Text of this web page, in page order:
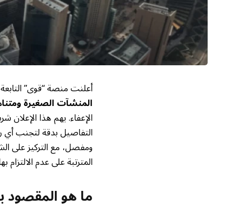
أعلنت منصة “قوى”
المنشآت الصغيرة
الإعفاء. يهم هذا
التفاصيل بدقة لتجنب
ومفصل، مع التركيز على
المترتبة على عدم الالتزام
ما هو المقصود